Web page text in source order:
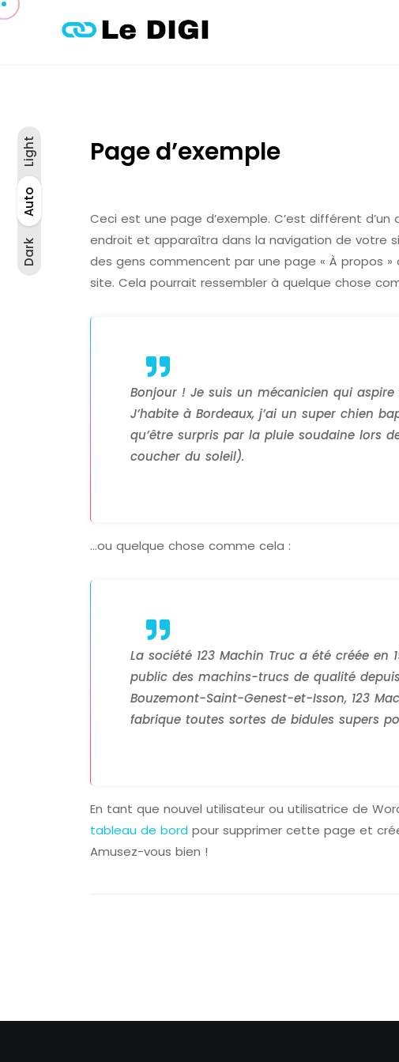
Dark
Auto
Light
Dark
Auto
Light
Page d’exemple
Ceci est une page d’exemple. C’est différent
endroit et apparaîtra dans la navigation de votre
des gens commencent par une page « À propos
site. Cela pourrait ressembler à quelque chose
Bonjour ! Je suis un mécanicien qui
J’habite à Bordeaux, j’ai un super chien
qu’être surpris par la pluie soudaine lors
coucher du soleil).
…ou quelque chose comme cela :
La société 123 Machin Truc a été créée en
public des machins-trucs de qualité
Bouzemont-Saint-Genest-et-Isson, 123
fabrique toutes sortes de bidules supers
En tant que nouvel utilisateur ou utilisatrice de
tableau de bord pour supprimer cette page et
Amusez-vous bien !